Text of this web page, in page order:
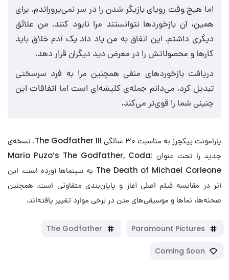
اما هیچ وقت رویای بازیگر شدن را در سر نمی‌پروراندم. برای
همین، آن بازخوردها نتوانستند مرا نابود کنند. من علائق
دیگری داشتم. این اتفاق به من یاد داد یک آدم خلاق باید
کارها و محصولاتش را در معرض دید دیگران قرار دهد.
دریافت بازخوردهای منفی همچنین مرا به فرد سرسختی
تبدیل کرد. می‌دانم جمله‌ی کلیشه‌ای است اما اتفاقات این
چنینی شما را قوی‌تر می‌کند.
پارامونت پیکچرز به مناسبت ۳۰ سالگی The Godfather III، نسخه‌ی
جدید را تحت عنوان Mario Puzo’s The Godfather, Coda:
The Death of Michael Corleone به سینماها آورده است. این
اثر در مقایسه فیلم اصلی آغاز و پایان‌بندی متفاوتی است. همچنین
صحنه‌ها، نماها و موسیقی‌های متن در برخی موارد تغییر یافته‌اند.
Paramount Pictures
The Godfather
Coming Soon